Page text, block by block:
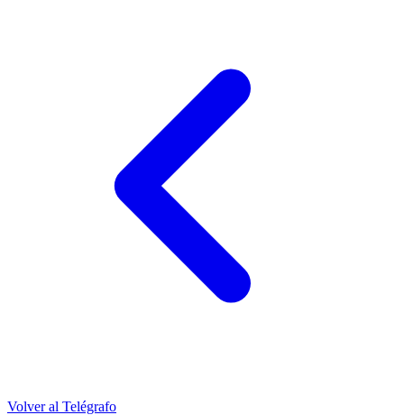
Volver al Telégrafo